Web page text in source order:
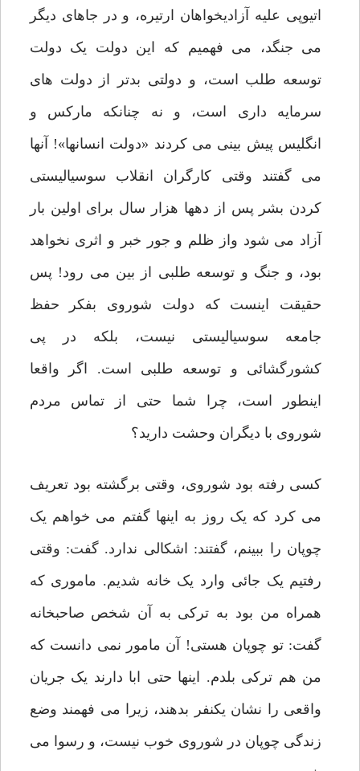
اتیوپی علیه آزادیخواهان ارتیره، و در جاهای دیگر
می جنگد، می فهمیم که این دولت یک دولت
توسعه طلب است، و دولتی بدتر از دولت های
سرمایه داری است، و نه چنانکه مارکس و
انگلیس پیش بینی می کردند «دولت انسانها»‍! آنها
می گفتند وقتی کارگران انقلاب سوسیالیستی
کردن بشر پس از دهها هزار سال برای اولین بار
آزاد می شود واز ظلم و جور خبر و اثری نخواهد
بود، و جنگ و توسعه طلبی از بین می رود‍! پس
حقیقت اینست که دولت شوروی بفکر حفظ
جامعه سوسیالیستی نیست، بلکه در پی
کشورگشائی و توسعه طلبی است. اگر واقعا
اینطور است، چرا شما حتی از تماس مردم
شوروی با دیگران وحشت دارید؟
کسی رفته بود شوروی، وقتی برگشته بود تعریف
می کرد که یک روز به اینها گفتم می خواهم یک
چوپان را ببینم، گفتند: اشکالی ندارد. گفت: وقتی
رفتیم یک جائی وارد یک خانه شدیم. ماموری که
همراه من بود به ترکی به آن شخص صاحبخانه
گفت: تو چوپان هستی! آن مامور نمی دانست که
من هم ترکی بلدم. اینها حتی ابا دارند یک جریان
واقعی را نشان یکنفر بدهند، زیرا می فهمند وضع
زندگی چوپان در شوروی خوب نیست، و رسوا می